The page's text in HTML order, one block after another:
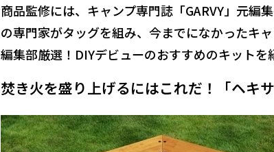
商品監修には、キャンプ専門誌「GARVY」元編
の専門家がタッグを組み、今までになかったキ
編集部厳選！DIYデビューのおすすめのキットを
焚き火を盛り上げるにはこれだ！「ヘキサ